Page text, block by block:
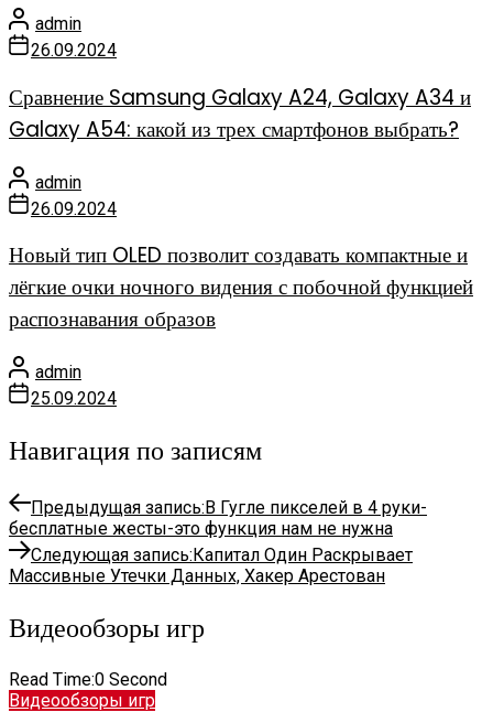
admin
26.09.2024
Сравнение Samsung Galaxy A24, Galaxy A34 и
Galaxy A54: какой из трех смартфонов выбрать?
admin
26.09.2024
Новый тип OLED позволит создавать компактные и
лёгкие очки ночного видения с побочной функцией
распознавания образов
admin
25.09.2024
Навигация по записям
Предыдущая запись:В Гугле пикселей в 4 руки-
бесплатные жесты-это функция нам не нужна
Следующая запись:Капитал Один Раскрывает
Массивные Утечки Данных, Хакер Арестован
Видеообзоры игр
Read Time:0 Second
Видеообзоры игр